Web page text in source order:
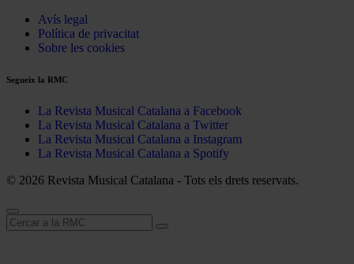
Avís legal
Política de privacitat
Sobre les cookies
Segueix la RMC
La Revista Musical Catalana a Facebook
La Revista Musical Catalana a Twitter
La Revista Musical Catalana a Instagram
La Revista Musical Catalana a Spotify
© 2026 Revista Musical Catalana - Tots els drets reservats.
Cerca